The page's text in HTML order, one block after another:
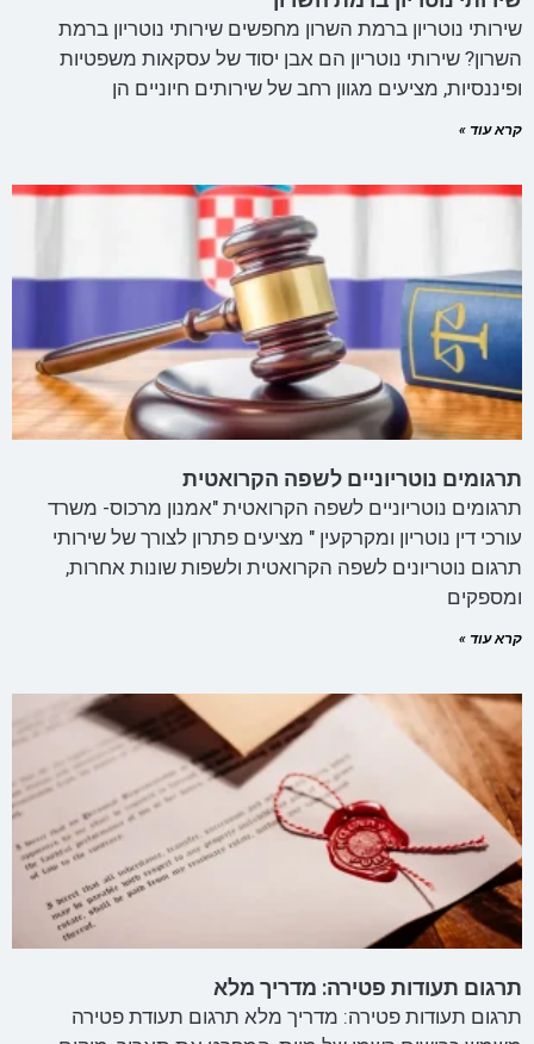
שירותי נוטריון ברמת השרון מחפשים שירותי נוטריון ברמת
השרון? שירותי נוטריון הם אבן יסוד של עסקאות משפטיות
ופיננסיות, מציעים מגוון רחב של שירותים חיוניים הן
קרא עוד »
תרגומים נוטריוניים לשפה הקרואטית
תרגומים נוטריוניים לשפה הקרואטית "אמנון מרכוס- משרד
עורכי דין נוטריון ומקרקעין " מציעים פתרון לצורך של שירותי
תרגום נוטריונים לשפה הקרואטית ולשפות שונות אחרות,
ומספקים
קרא עוד »
תרגום תעודות פטירה: מדריך מלא
תרגום תעודות פטירה: מדריך מלא תרגום תעודת פטירה